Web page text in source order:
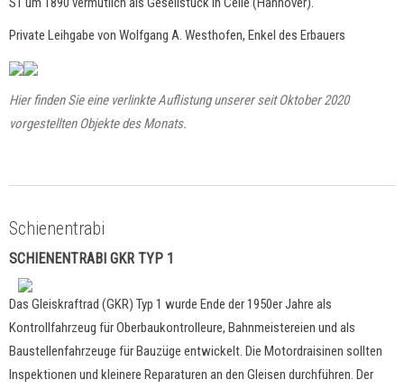
Private Leihgabe von Wolfgang A. Westhofen, Enkel des Erbauers
Hier finden Sie eine verlinkte Auflistung unserer seit Oktober 2020
vorgestellten Objekte des Monats.
Schienentrabi
SCHIENENTRABI GKR TYP 1
Das Gleiskraftrad (GKR) Typ 1 wurde Ende der 1950er Jahre als
Kontrollfahrzeug für Oberbaukontrolleure, Bahnmeistereien und als
Baustellenfahrzeuge für Bauzüge entwickelt. Die Motordraisinen sollten
Inspektionen und kleinere Reparaturen an den Gleisen durchführen. Der